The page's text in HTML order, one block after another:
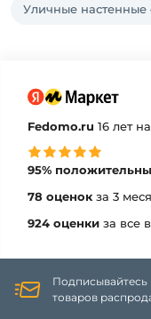
Уличные настенные
Fedomo.ru 16 лет
95%
78 оценок за 3
924 оценки за все
Подписывайтесь
товаров